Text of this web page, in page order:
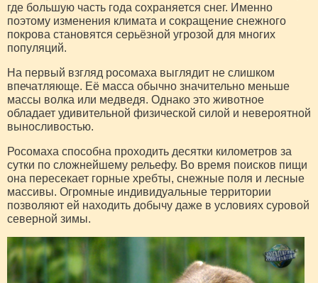
где большую часть года сохраняется снег. Именно
поэтому изменения климата и сокращение снежного
покрова становятся серьёзной угрозой для многих
популяций.
На первый взгляд росомаха выглядит не слишком
впечатляюще. Её масса обычно значительно меньше
массы волка или медведя. Однако это животное
обладает удивительной физической силой и невероятной
выносливостью.
Росомаха способна проходить десятки километров за
сутки по сложнейшему рельефу. Во время поисков пищи
она пересекает горные хребты, снежные поля и лесные
массивы. Огромные индивидуальные территории
позволяют ей находить добычу даже в условиях суровой
северной зимы.